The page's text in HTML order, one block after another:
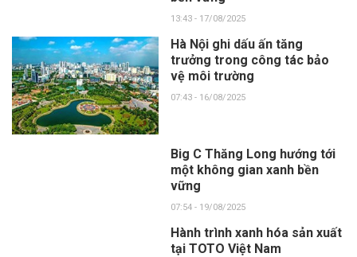
13:43 - 17/08/2025
Hà Nội ghi dấu ấn tăng
trưởng trong công tác bảo
vệ môi trường
07:43 - 16/08/2025
Big C Thăng Long hướng tới
một không gian xanh bền
vững
07:54 - 19/08/2025
Hành trình xanh hóa sản xuất
tại TOTO Việt Nam